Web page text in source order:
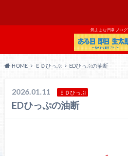
気ままな日常ブログ
HOME ＥＤひっぷ EDひっぷの油断
2026.01.11 ＥＤひっぷ
EDひっぷの油断